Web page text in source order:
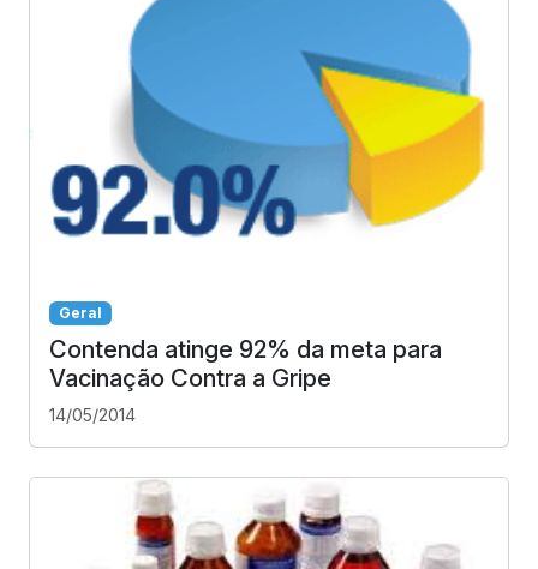
Geral
Contenda atinge 92% da meta para
Vacinação Contra a Gripe
14/05/2014